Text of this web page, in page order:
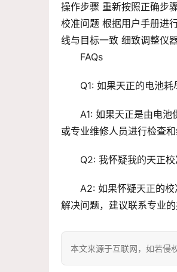
操作步骤 重新按照正确步
校准问题 根据用户手册进
线与目标一致 细致调整仪
FAQs
Q1: 如果天正的电池耗
A1: 如果天正是由电
或专业维修人员进行检查和
Q2: 我怀疑我的天正
A2: 如果怀疑天正的
解决问题，建议联系专业
本文来源于互联网，如若